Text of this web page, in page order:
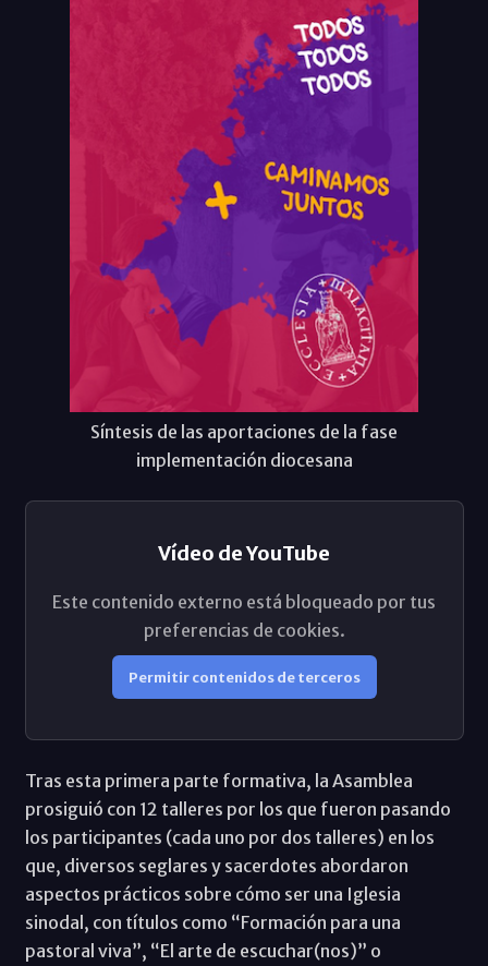
Síntesis de las aportaciones de la fase
implementación diocesana
Vídeo de YouTube
Este contenido externo está bloqueado por tus
preferencias de cookies.
Permitir contenidos de terceros
Tras esta primera parte formativa, la Asamblea
prosiguió con 12 talleres por los que fueron pasando
los participantes (cada uno por dos talleres) en los
que, diversos seglares y sacerdotes abordaron
aspectos prácticos sobre cómo ser una Iglesia
sinodal, con títulos como “Formación para una
pastoral viva”, “El arte de escuchar(nos)” o